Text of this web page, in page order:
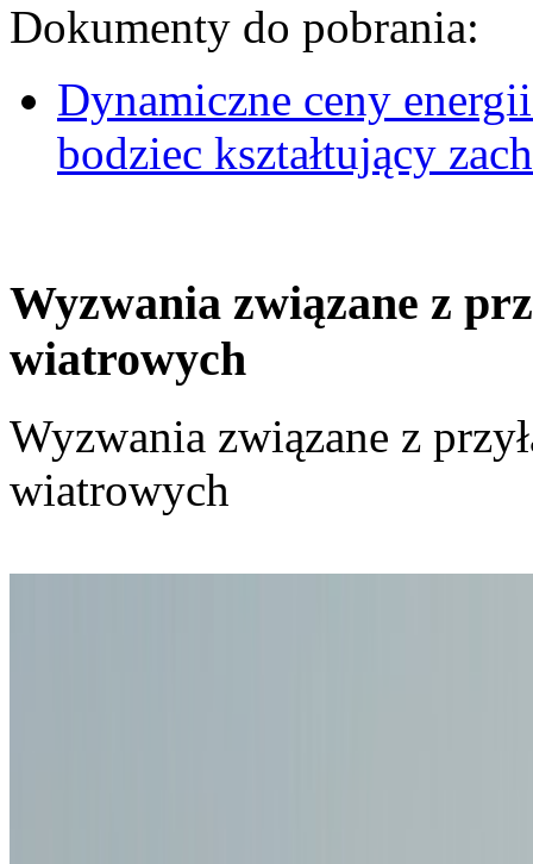
Dokumenty do pobrania:
Dynamiczne ceny
bodziec kształtujący
Wyzwania związane z
wiatrowych
Wyzwania związane z
wiatrowych